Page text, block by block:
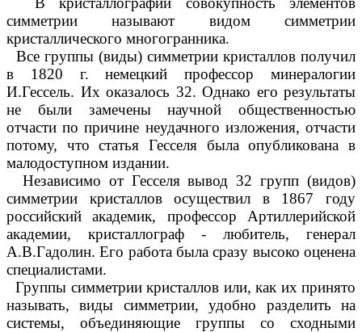
симметрии называют видом симметрии
кристаллического многогранника.
Все группы (виды) симметрии кристаллов получил
в 1820 г. немецкий профессор минералогии
И.Гессель. Их оказалось 32. Однако его результаты
не были замечены научной общественностью
отчасти по причине неудачного изложения, отчасти
потому, что статья Гесселя была опубликована в
малодоступном издании.
Независимо от Гесселя вывод 32 групп (видов)
симметрии кристаллов осуществил в 1867 году
российский академик, профессор Артиллерийской
академии, кристаллограф - любитель, генерал
А.В.Гадолин. Его работа была сразу высоко оценена
специалистами.
Группы симметрии кристаллов или, как их принято
называть, виды симметрии, удобно разделить на
системы, объединяющие группы со сходными